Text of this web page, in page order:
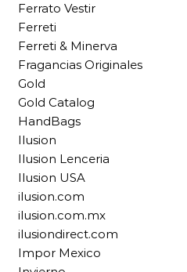
Ferrato Vestir
Ferreti
Ferreti & Minerva
Fragancias Originales
Gold
Gold Catalog
HandBags
Ilusion
Ilusion Lenceria
Ilusion USA
ilusion.com
ilusion.com.mx
ilusiondirect.com
Impor Mexico